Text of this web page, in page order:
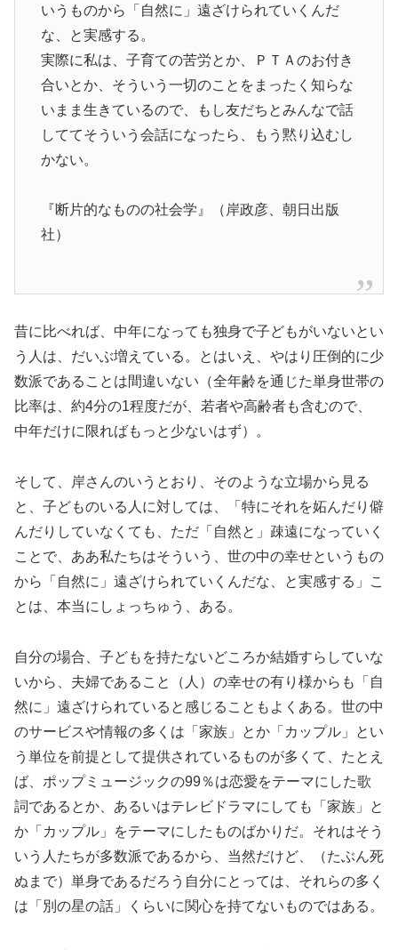
いうものから「自然に」遠ざけられていくんだ
な、と実感する。
実際に私は、子育ての苦労とか、ＰＴＡのお付き
合いとか、そういう一切のことをまったく知らな
いまま生きているので、もし友だちとみんなで話
しててそういう会話になったら、もう黙り込むし
かない。
『断片的なものの社会学』（岸政彦、朝日出版
社）
昔に比べれば、中年になっても独身で子どもがいないとい
う人は、だいぶ増えている。とはいえ、やはり圧倒的に少
数派であることは間違いない（全年齢を通じた単身世帯の
比率は、約4分の1程度だが、若者や高齢者も含むので、
中年だけに限ればもっと少ないはず）。
そして、岸さんのいうとおり、そのような立場から見る
と、子どものいる人に対しては、「特にそれを妬んだり僻
んだりしていなくても、ただ「自然と」疎遠になっていく
ことで、ああ私たちはそういう、世の中の幸せというもの
から「自然に」遠ざけられていくんだな、と実感する」こ
とは、本当にしょっちゅう、ある。
自分の場合、子どもを持たないどころか結婚すらしていな
いから、夫婦であること（人）の幸せの有り様からも「自
然に」遠ざけられていると感じることもよくある。世の中
のサービスや情報の多くは「家族」とか「カップル」とい
う単位を前提として提供されているものが多くて、たとえ
ば、ポップミュージックの99％は恋愛をテーマにした歌
詞であるとか、あるいはテレビドラマにしても「家族」と
か「カップル」をテーマにしたものばかりだ。それはそう
いう人たちが多数派であるから、当然だけど、（たぶん死
ぬまで）単身であるだろう自分にとっては、それらの多く
は「別の星の話」くらいに関心を持てないものではある。